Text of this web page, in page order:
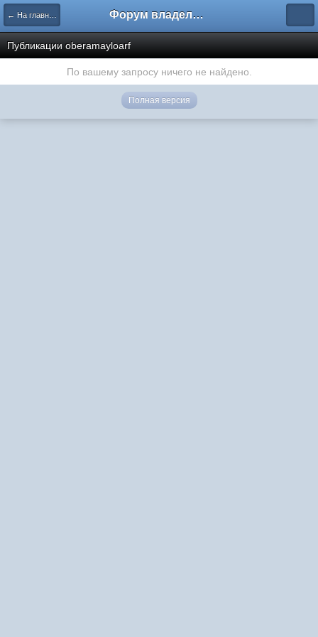
← На главную Форум владельцев интернет-магазинов
Публикации oberamayloarf
По вашему запросу ничего не найдено.
Полная версия